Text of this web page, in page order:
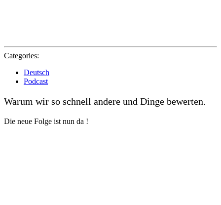
Categories:
Deutsch
Podcast
Warum wir so schnell andere und Dinge bewerten.
Die neue Folge ist nun da !